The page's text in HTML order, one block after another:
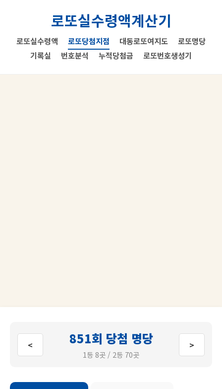
로또실수령액계산기
로또실수령액 로또당첨지점 대동로또여지도
로또명당
기록실
번호분석 누적당첨금 로또번호생성기
< 851회 당첨 명당
1등 8곳 / 2등 70곳
>